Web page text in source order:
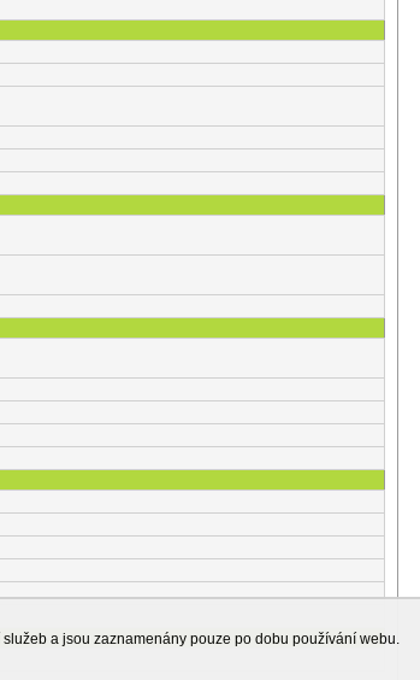
a jsou zaznamenány pouze po dobu používání webu.